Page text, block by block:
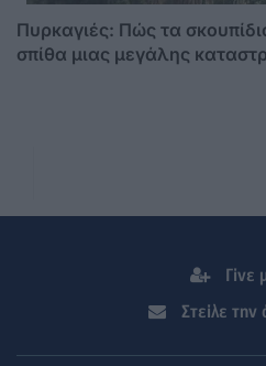
Πυρκαγιές: Πώς τα
σπίθα μιας μεγάλης
Γίνε
Στείλε